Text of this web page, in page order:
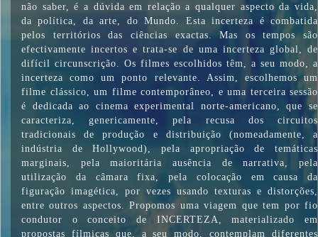
não saber, é a dúvida em relação a qualquer aspecto da vida,
da política, da arte, do Mundo. Esta incerteza é combatida
pelos territórios das ciências exactas. Mas os tempos são
efectivamente incertos e trata-se de uma incerteza global, de
difícil circunscrição. Os filmes escolhidos têm, a seu modo, a
incerteza como um ponto relevante. Assim, escolhemos um
filme clássico, um filme contemporâneo, e uma terceira sessão
é dedicada ao cinema experimental norte-americano, que se
caracteriza, genericamente, pela recusa dos circuitos
tradicionais de produção e distribuição (nomeadamente, a
indústria de Hollywood), pela apropriação de temáticas
marginais, pela maioritária ausência de narrativa, pela
utilização da câmara fixa, pela colocação em causa da
figuração imagética, por vezes usando texturas e distorções,
entre outros aspectos. Propomos uma viagem que tem por fio
condutor o conceito de INCERTEZA, materializado em
propostas fílmicas que, a seu modo, contemplam diferentes